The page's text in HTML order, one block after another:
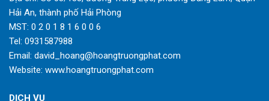
Hải An, thành phố Hải Phòng
MST: 0 2 0 1 8 1 6 0 0 6
Tel: 0931587988
Email: david_hoang@hoangtruongphat.com
Website: www.hoangtruongphat.com
DỊCH VỤ